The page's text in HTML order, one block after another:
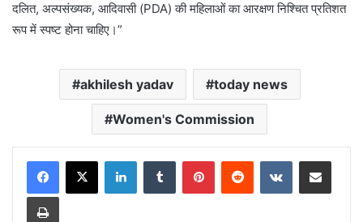
दलित, अल्पसंख्यक, आदिवासी (PDA) की महिलाओं का आरक्षण निश्चित प्रतिशत
रूप में स्पष्ट होना चाहिए।”
akhilesh yadav today news
Women's Commission
LinkedInTumblr PinterestReddit VKontakteShare via Email
Print